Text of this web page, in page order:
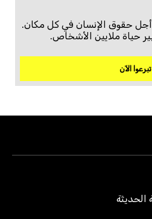
أجل حقوق الإنسان في كل مكان.
حياة ملايين الأشخاص.
تبرعوا الآن
الحديثة